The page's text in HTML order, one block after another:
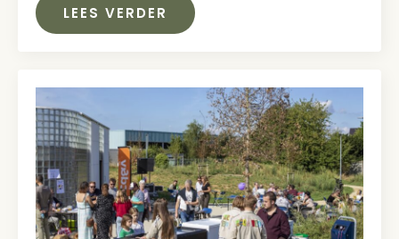
LEES VERDER